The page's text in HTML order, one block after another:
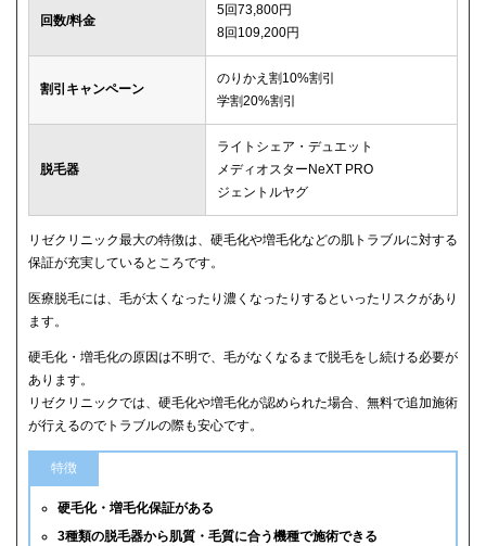
回数/料金
5回73,800円
8回109,200円
割引キャンペーン
のりかえ割10%割引
学割20%割引
脱毛器
ライトシェア・デュエット
メディオスターNeXT PRO
ジェントルヤグ
リゼクリニック最大の特徴は、硬毛化や増毛化などの肌トラブルに対する
保証が充実しているところです。
医療脱毛には、毛が太くなったり濃くなったりするといったリスクがあり
ます。
硬毛化・増毛化の原因は不明で、毛がなくなるまで脱毛をし続ける必要が
あります。
リゼクリニックでは、硬毛化や増毛化が認められた場合、無料で追加施術
が行えるのでトラブルの際も安心です。
特徴
硬毛化・増毛化保証がある
3種類の脱毛器から肌質・毛質に合う機種で施術できる